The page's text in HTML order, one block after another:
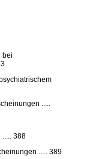
bei
.....
..... 388
..... 389